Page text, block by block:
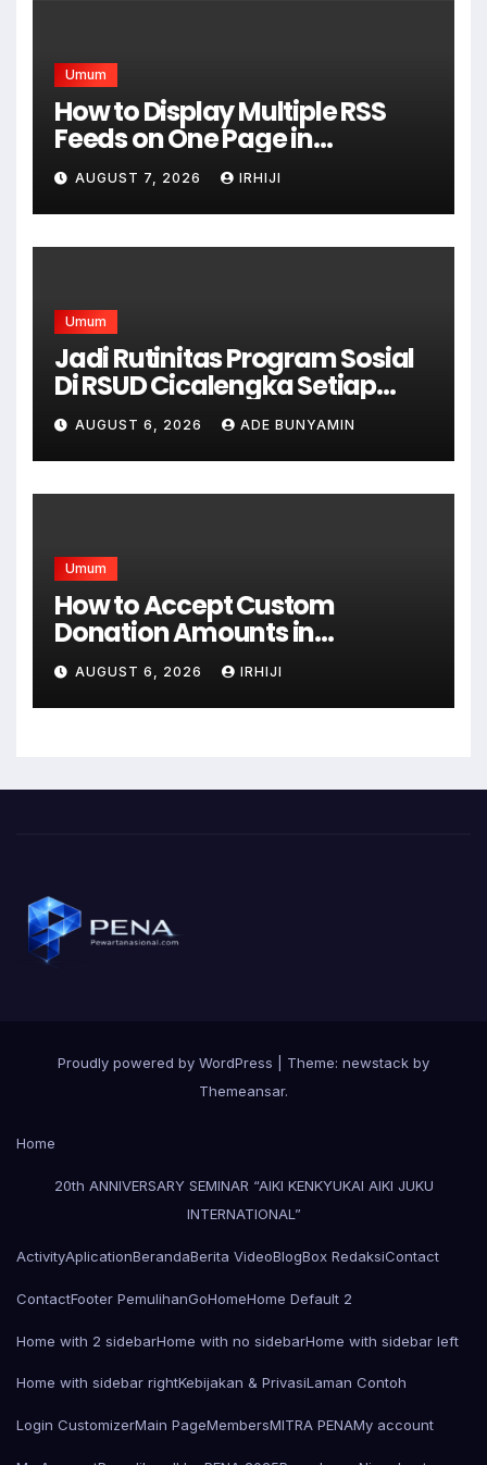
Umum
How to Display Multiple RSS
Feeds on One Page in
WordPress
AUGUST 7, 2026 IRHIJI
Umum
Jadi Rutinitas Program Sosial
Di RSUD Cicalengka Setiap
Bulan Gelar Sunatan Massal
Bagi Masyarakat Tidak
Mampu
AUGUST 6, 2026 ADE BUNYAMIN
Umum
How to Accept Custom
Donation Amounts in
WordPress with Stripe
AUGUST 6, 2026 IRHIJI
Proudly powered by WordPress
Theme: newstack by
Themeansar.
Home
20th ANNIVERSARY SEMINAR “AIKI KENKYUKAI AIKI JUKU
INTERNATIONAL”
ActivityAplicationBerandaBerita VideoBlogBox RedaksiContact
ContactFooter PemulihanGoHomeHome Default 2
Home with 2 sidebarHome with no sidebarHome with sidebar left
Home with sidebar rightKebijakan & PrivasiLaman Contoh
Login CustomizerMain PageMembersMITRA PENAMy account